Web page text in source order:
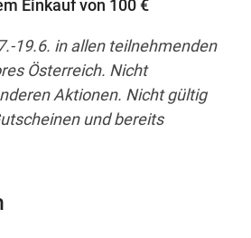
Einkauf von 100 €
19.6. in allen teilnehmenden
Österreich. Nicht
Aktionen. Nicht gültig
und bereits